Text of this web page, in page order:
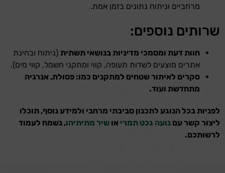
מרחביים וניתוח נתונים בזמן אמת.
שרותים נוספים:
חוות דעת ומסמכי מדיניות בנושאי תשתית (ניתוח ובחינת
אתרים מוצעים לשדות תעופה, קווי ומתקני חשמל, קווי מים).
סקרים לאיתור שטחים למתקנים כמו: פסולת, אנרגיה
מתחדשת ועוד.
לפניות בכל הנוגע לתכנון סביבתי מרחבי ולמידע נוסף, תוכלו
ליצור קשר עם נועה גכט תמרי או שיר מתיתיהו, נשמח לעמוד
לרשותכם.